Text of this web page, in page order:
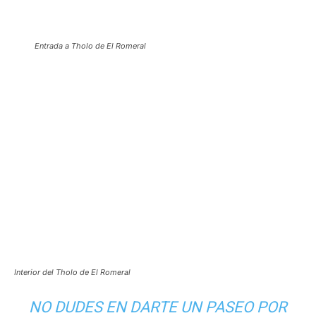
Entrada a Tholo de El Romeral
Interior del Tholo de El Romeral
NO DUDES EN DARTE UN PASEO POR